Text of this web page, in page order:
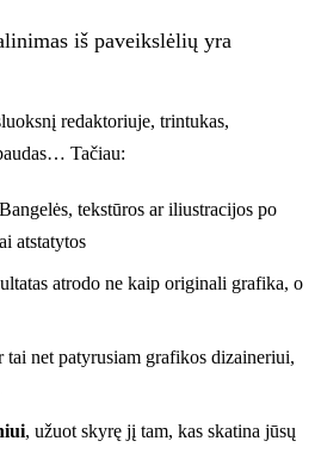
iš paveikslėlių yra
redaktoriuje, trintukas,
Tačiau:
tekstūros ar iliustracijos po
atstatytos
atrodo ne kaip originali grafika, o
tai net patyrusiam grafikos dizaineriui,
, užuot skyrę jį tam, kas skatina jūsų